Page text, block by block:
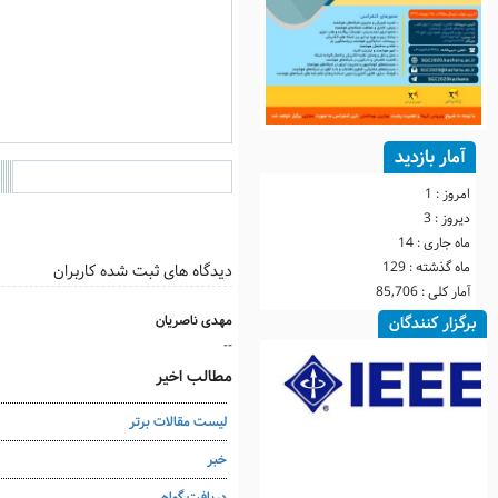
دیدگاه های ثبت شده کاربران
مهدی ناصریان
--
مطالب اخیر
ليست مقالات برتر
خبر
آمار بازدید
امروز : 1
دیروز : 3
ماه جاری : 14
ماه گذشته : 129
آمار کلی : 85,706
برگزار کنندگان